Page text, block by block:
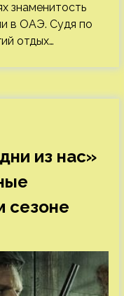
знаменитость
в ОАЭ. Судя по
отдых…
из нас»
сезоне